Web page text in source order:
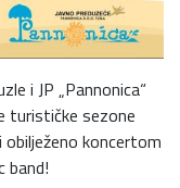
i JP „Pannonica“
turističke sezone
koncertom
band!